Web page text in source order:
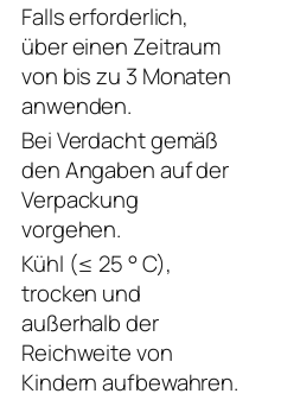
Falls erforderlich,
über einen Zeitraum
von bis zu 3 Monaten
anwenden.
Bei Verdacht gemäß
den Angaben auf der
Verpackung
vorgehen.
Kühl (≤ 25 ° C),
trocken und
außerhalb der
Reichweite von
Kindern aufbewahren.